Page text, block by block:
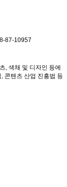
87-10957
, 색채 및 디자인 등에
콘텐츠 산업 진흥법 등